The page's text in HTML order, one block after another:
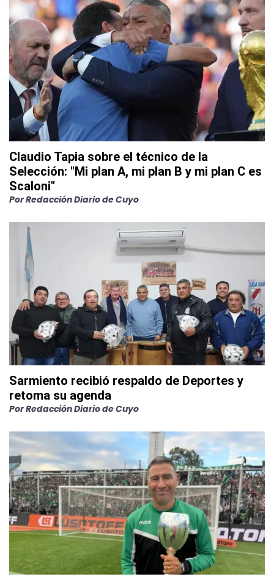
Claudio Tapia sobre el técnico de la
Selección: "Mi plan A, mi plan B y mi plan C es
Scaloni"
PorRedacción Diario de Cuyo
Sarmiento recibió respaldo de Deportes y
retoma su agenda
PorRedacción Diario de Cuyo